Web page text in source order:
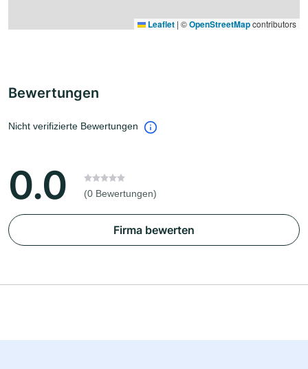
Leaflet | ©OpenStreetMapcontributors
Bewertungen
Nicht verifizierte Bewertungen
0.0 (0 Bewertungen)
Firma bewerten